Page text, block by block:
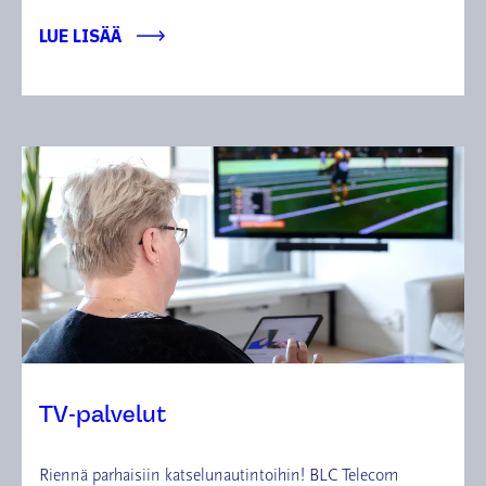
LUE LISÄÄ
TV-palvelut
Riennä parhaisiin katselunautintoihin! BLC Telecom